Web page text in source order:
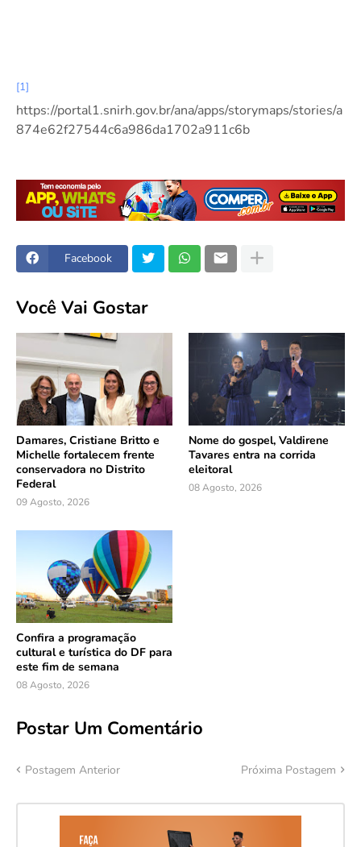
[1]
https://portal1.snirh.gov.br/ana/apps/storymaps/stories/a
874e62f27544c6a986da1702a911c6b
Facebook
Você Vai Gostar
Damares, Cristiane Britto e
Michelle fortalecem frente
conservadora no Distrito
Federal
09 Agosto, 2026
Nome do gospel, Valdirene
Tavares entra na corrida
eleitoral
08 Agosto, 2026
Confira a programação
cultural e turística do DF para
este fim de semana
08 Agosto, 2026
Postar Um Comentário
Postagem Anterior Próxima Postagem